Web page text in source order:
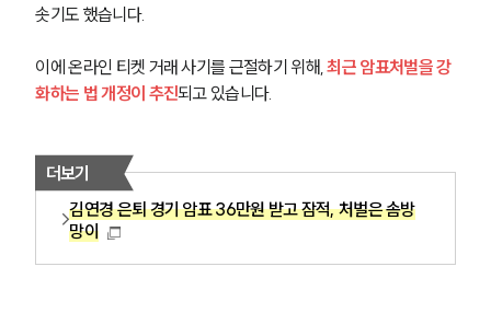
솟기도 했습니다.
이에 온라인 티켓 거래 사기를 근절하기 위해, 최근 암표처벌을 강
화하는 법 개정이 추진되고 있습니다.
더보기
김연경 은퇴 경기 암표 36만원 받고 잠적, 처벌은 솜방
망이